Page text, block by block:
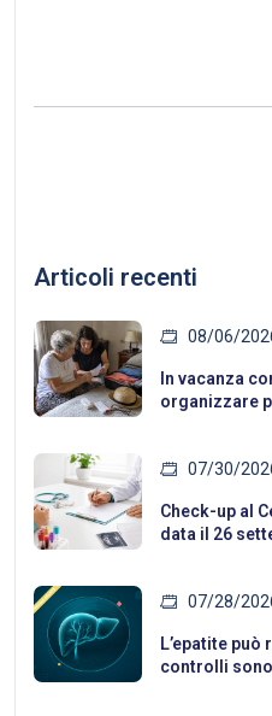
Articoli recenti
08/06/
In vacanza
organizzare
07/30/
Check-up al
data il 26
07/28/
L’epatite
controlli